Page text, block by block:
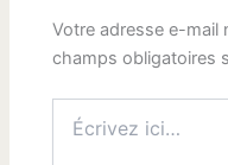
Votre adresse e-mail
champs obligatoires
ici…